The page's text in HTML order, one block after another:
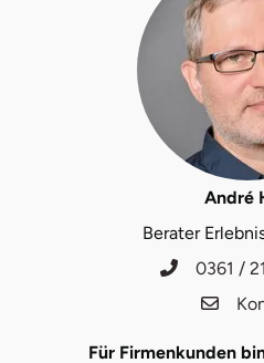
André
Berater
0361 /
Für Firmenkunden